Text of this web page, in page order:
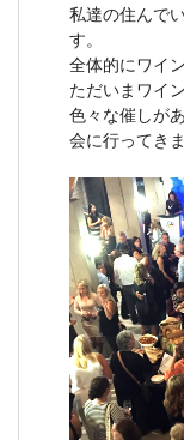
私達の住んで
す。
全体的にワイ
ただいまワイ
色々な催しが
会に行ってきま